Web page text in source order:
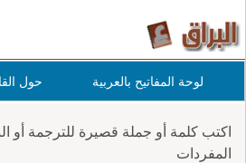
لوحة المفاتيح بالعربية حول
اكتب كلمة أو جملة قصيرة للترجمة
المفردات